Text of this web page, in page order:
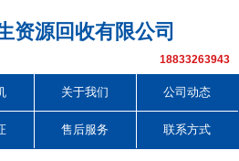
资源回收有限公司
18833263943
关于我们 公司动态
售后服务 联系方式